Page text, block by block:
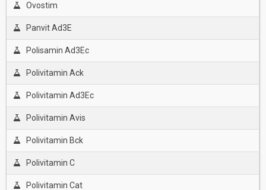
Ovostim
Panvit Ad3E
Polisamin Ad3Ec
Polivitamin Ack
Polivitamin Ad3Ec
Polivitamin Avis
Polivitamin Bck
Polivitamin C
Polivitamin Cat